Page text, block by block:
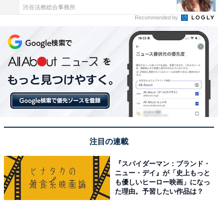
渋谷法務総合事務所
Recommended by
注目の連載
『スパイダーマン：ブランド・
ニュー・デイ』が「史上もっと
も優しいヒーロー映画」になっ
た理由。予習したい作品は？